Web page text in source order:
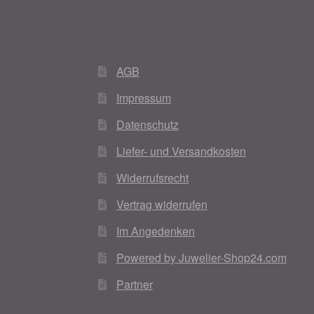
AGB
Impressum
Datenschutz
Liefer- und Versandkosten
Widerrufsrecht
Vertrag widerrufen
Im Angedenken
Powered by Juwelier-Shop24.com
Partner